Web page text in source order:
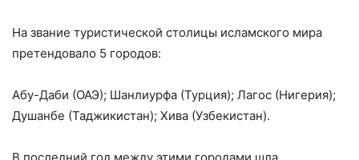
На звание туристической столицы исламского мира
претендовало 5 городов:
Абу-Даби (ОАЭ); Шанлиурфа (Турция); Лагос (Нигерия);
Душанбе (Таджикистан); Хива (Узбекистан).